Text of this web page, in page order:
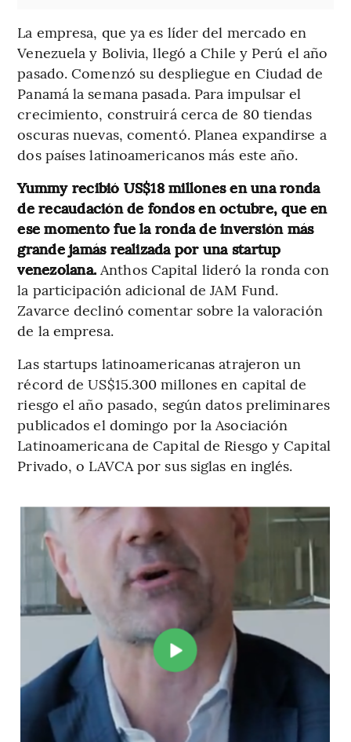
La empresa, que ya es líder del mercado en
Venezuela y Bolivia, llegó a Chile y Perú el año
pasado. Comenzó su despliegue en Ciudad de
Panamá la semana pasada. Para impulsar el
crecimiento, construirá cerca de 80 tiendas
oscuras nuevas, comentó. Planea expandirse a
dos países latinoamericanos más este año.
Yummy recibió US$18 millones en una ronda
de recaudación de fondos en octubre, que en
ese momento fue la ronda de inversión más
grande jamás realizada por una startup
venezolana. Anthos Capital lideró la ronda con
la participación adicional de JAM Fund.
Zavarce declinó comentar sobre la valoración
de la empresa.
Las startups latinoamericanas atrajeron un
récord de US$15.300 millones en capital de
riesgo el año pasado, según datos preliminares
publicados el domingo por la Asociación
Latinoamericana de Capital de Riesgo y Capital
Privado, o LAVCA por sus siglas en inglés.